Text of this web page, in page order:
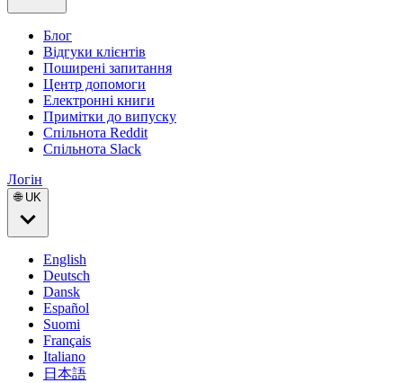
Блог
Відгуки клієнтів
Поширені запитання
Центр допомоги
Електронні книги
Примітки до випуску
Спільнота Reddit
Спільнота Slack
Логін
🌐 UK
English
Deutsch
Dansk
Español
Suomi
Français
Italiano
日本語